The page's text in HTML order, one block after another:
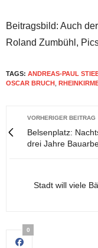
Beitragsbild: Auch
Roland Zumbühl,
TAGS: ANDREAS-PAUL
OSCAR BRUCH
VORHERIGER BEITRAG
Belsenplatz:
drei Jahre
Stadt will viele
0